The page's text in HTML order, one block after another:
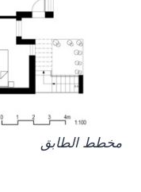
مخطط الطابق